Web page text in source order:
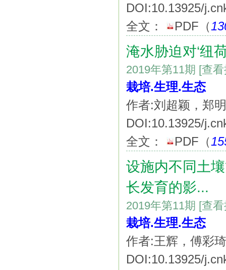
DOI:10.13925/
全文：
PDF （
淹水胁迫对‘纽
2019年第11期 [查
栽培.生理.生态
作者:刘超颖，郑
DOI:10.13925/
全文：
PDF （
设施内不同土
长发育的影...
2019年第11期 [查
栽培.生理.生态
作者:王辉，傅彩
DOI:10.13925/